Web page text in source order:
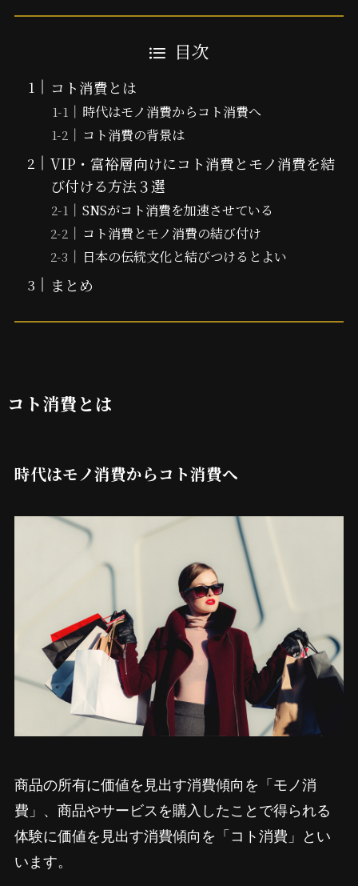
目次
コト消費とは
時代はモノ消費からコト消費へ
コト消費の背景は
VIP・富裕層向けにコト消費とモノ消費を結
び付ける方法３選
SNSがコト消費を加速させている
コト消費とモノ消費の結び付け
日本の伝統文化と結びつけるとよい
まとめ
コト消費とは
時代はモノ消費からコト消費へ
商品の所有に価値を見出す消費傾向を「モノ消
費」、商品やサービスを購入したことで得られる
体験に価値を見出す消費傾向を「コト消費」とい
います。